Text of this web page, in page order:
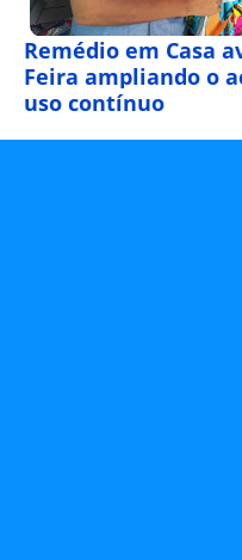
Remédio em Casa
Feira ampliando o
uso contínuo